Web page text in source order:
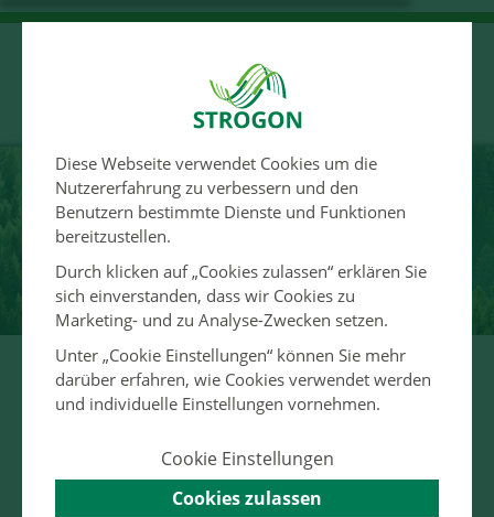
STROGON
Ein Baum alleine macht noch
keinen Wald. Und ein Tarif für alle
Energiekunden macht für uns
keinen Sinn. Bei STROGON
möchten wir genau die Energie
Diese Webseite verwendet Cookies um die
Nutzererfahrung zu verbessern und den
Benutzern bestimmte Dienste und Funktionen
bereitzustellen.
Durch klicken auf „Cookies zulassen“ erklären Sie
sich einverstanden, dass wir Cookies zu
Marketing- und zu Analyse-Zwecken setzen.
Unter „Cookie Einstellungen“ können Sie mehr
darüber erfahren, wie Cookies verwendet werden
und individuelle Einstellungen vornehmen.
Cookie Einstellungen
Cookies zulassen